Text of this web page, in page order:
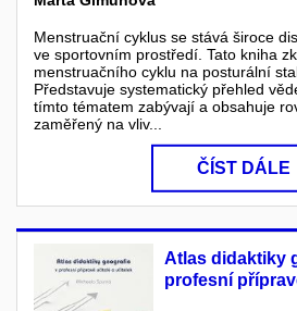
Menstruační cyklus se stává široce
ve sportovním prostředí. Tato kniha
menstruačního cyklu na posturální
Představuje systematický přehled
tímto tématem zabývají a obsahuje
zaměřený na vliv...
ČÍST DÁLE
Atlas didaktiky
profesní